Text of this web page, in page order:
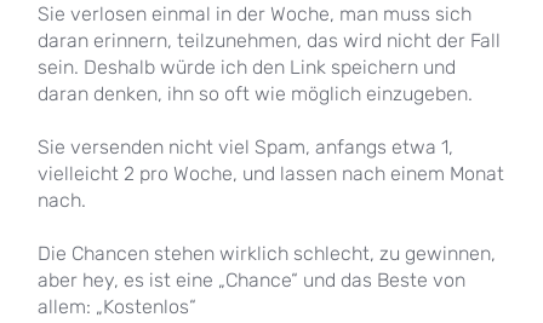
Sie verlosen einmal in der Woche, man muss sich
daran erinnern, teilzunehmen, das wird nicht der Fall
sein. Deshalb würde ich den Link speichern und
daran denken, ihn so oft wie möglich einzugeben.
Sie versenden nicht viel Spam, anfangs etwa 1,
vielleicht 2 pro Woche, und lassen nach einem Monat
nach.
Die Chancen stehen wirklich schlecht, zu gewinnen,
aber hey, es ist eine „Chance“ und das Beste von
allem: „Kostenlos“